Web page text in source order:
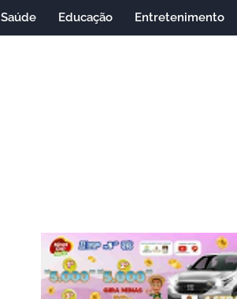
Saúde Educação Entretenimento